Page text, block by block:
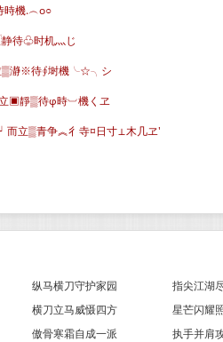
時機.︵o○
待♧时机灬じ
▒瀞※待∮埘機╰☆╮シ
▣靜▒待φ時︺機くヱ
立▒青争︽彳寺¤日寸⊥木几ヱ′
纵马横刀守护家园
指尖江湖
横刀立马威慑四方
星芒闪耀
傲骨寒霜自成一派 执手并肩